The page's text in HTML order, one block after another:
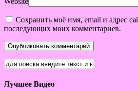
Сохранить моё имя, email и адрес
последующих моих комментариев.
Лучшее Видео